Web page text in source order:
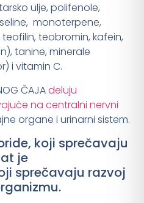
ulje, polifenole,
monoterpene,
teobromin, kafein,
tanine, minerale
i vitamin C.
ČAJAdeluju
na centralni nervni
organe i urinarni sistem.
koji sprečavaju
je
sprečavaju razvoj